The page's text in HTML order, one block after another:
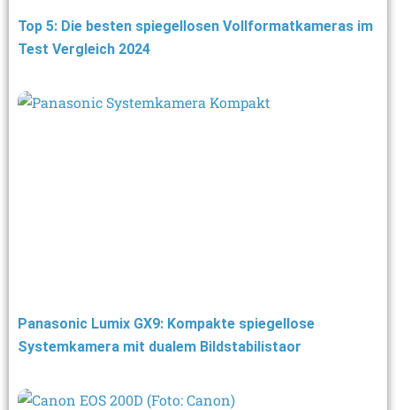
Top 5: Die besten spiegellosen Vollformatkameras im
Test Vergleich 2024
Panasonic Lumix GX9: Kompakte spiegellose
Systemkamera mit dualem Bildstabilistaor